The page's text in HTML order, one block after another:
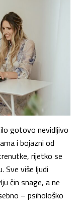
gotovo nevidljivo
i bojazni od
rijetko se
Sve više ljudi
čin snage, a ne
– psihološko